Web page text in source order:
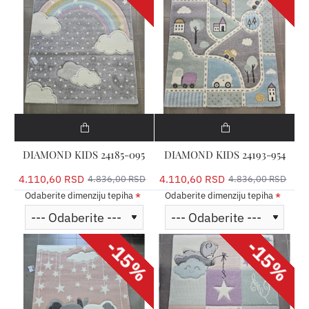
DIAMOND KIDS 24185-095
4.110,60 RSD 4.836,00 RSD
Odaberite dimenziju tepiha
DIAMOND KIDS 24193-954
4.110,60 RSD 4.836,00 RSD
Odaberite dimenziju tepiha
-15% -15%